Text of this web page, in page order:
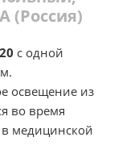
(Россия)
с одной
освещение из
во время
медицинской